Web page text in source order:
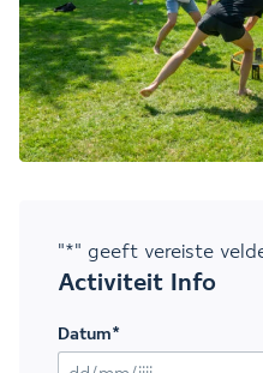
"*" geeft vereiste
Activiteit Info
Datum*